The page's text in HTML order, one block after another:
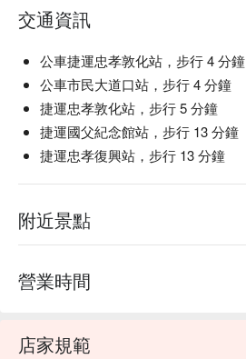
交通資訊
公車捷運忠孝敦化站，步行 4 分鐘
公車市民大道口站，步行 4 分鐘
捷運忠孝敦化站，步行 5 分鐘
捷運國父紀念館站，步行 13 分鐘
捷運忠孝復興站，步行 13 分鐘
附近景點
營業時間
店家規範